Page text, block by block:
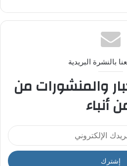
بالنشرة البريدية
والمنشورات من
أنباء